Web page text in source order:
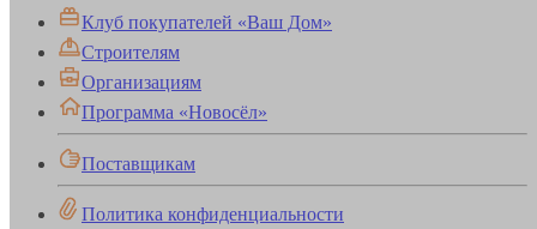
Клуб покупателей «Ваш Дом»
Строителям
Организациям
Программа «Новосёл»
Поставщикам
Политика конфиденциальности